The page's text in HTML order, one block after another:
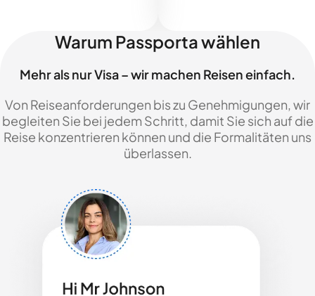
Warum Passporta wählen
Mehr als nur Visa – wir machen Reisen einfach.
Von Reiseanforderungen bis zu Genehmigungen, wir
begleiten Sie bei jedem Schritt, damit Sie sich auf die
Reise konzentrieren können und die Formalitäten uns
überlassen.